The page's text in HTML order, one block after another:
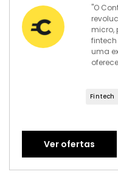
"O
micro,
uma
Fintech
Ver ofertas